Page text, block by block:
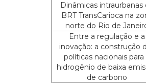
Dinâmicas intraurbanas
BRT TransCarioca na
norte do Rio de
Entre a regulação e a
inovação: a construção
políticas nacionais para
hidrogênio de baixa
de carbono